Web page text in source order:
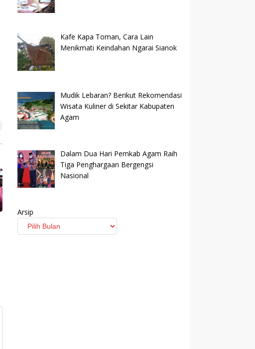
Kafe Kapa Toman, Cara Lain
Menikmati Keindahan Ngarai Sianok
Mudik Lebaran? Berikut Rekomendasi
Wisata Kuliner di Sekitar Kabupaten
Agam
Dalam Dua Hari Pemkab Agam Raih
Tiga Penghargaan Bergengsi
Nasional
Arsip